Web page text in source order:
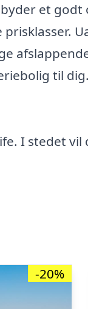
et
til
I stedet
-20%